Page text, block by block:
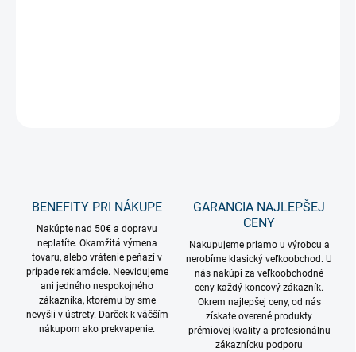
BENEFITY PRI NÁKUPE
Nakúpte nad 50€ a dopravu
neplatíte. Okamžitá výmena
tovaru, alebo vrátenie peňazí v
prípade reklamácie. Neevidujeme
ani jedného nespokojného
zákazníka, ktorému by sme
nevyšli v ústrety. Darček k väčším
nákupom ako prekvapenie.
GARANCIA NAJLEPŠEJ
CENY
Nakupujeme priamo u výrobcu a
nerobíme klasický veľkoobchod. U
nás nakúpi za veľkoobchodné
ceny každý koncový zákazník.
Okrem najlepšej ceny, od nás
získate overené produkty
prémiovej kvality a profesionálnu
zákaznícku podporu